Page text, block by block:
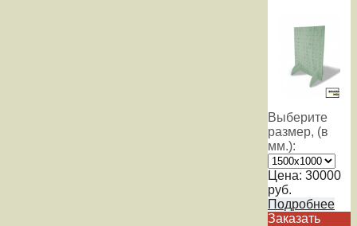
Выберите
размер, (в
мм.):
Цена: 30000
руб.
Подробнее
Заказать